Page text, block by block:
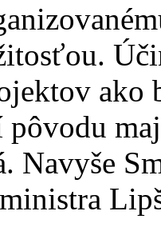
ako
pôvodu
Navyše